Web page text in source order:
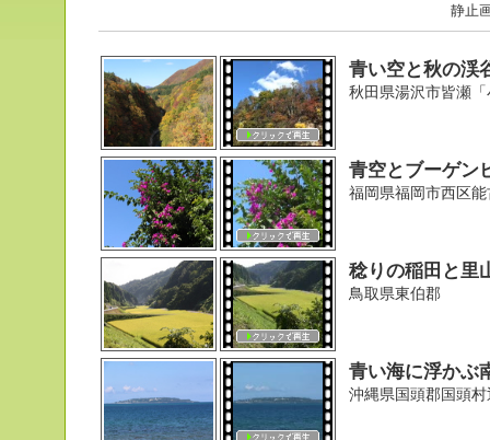
静止
青い空と秋の渓
秋田県湯沢市皆瀬
青空とブーゲン
福岡県福岡市西区
稔りの稲田と里
鳥取県東伯郡
青い海に浮かぶ
沖縄県国頭郡国頭